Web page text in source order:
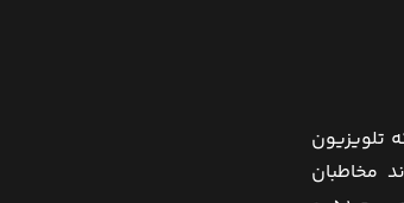
تلویزیون
مخاطبان